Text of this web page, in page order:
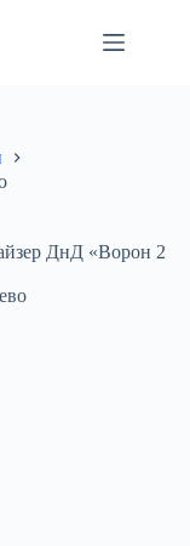
ДнД «Ворон 2